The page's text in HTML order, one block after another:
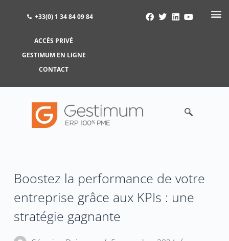
ACCÈS PRIVÉ
GESTIMUM EN LIGNE
CONTACT
+33(0) 1 34 84 09 84
Boostez la performance de votre
entreprise grâce aux KPIs : une
stratégie gagnante